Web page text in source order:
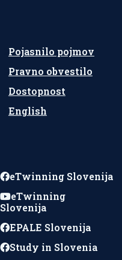
Pojasnilo pojmov
Pravno obvestilo
Dostopnost
English
eTwinning Slovenija
eTwinning
Slovenija
EPALE Slovenija
Study in Slovenia